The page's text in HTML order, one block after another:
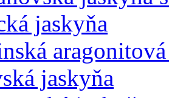
jaskyňa
jaskyňa